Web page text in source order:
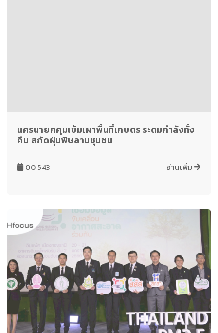
นครนายกคุมเข้มเผาพื้นที่เกษตร ระดมกำลังทั้ง
คืน สกัดฝุ่นพิษลามชุมชน
00 543 อ่านเพิ่ม